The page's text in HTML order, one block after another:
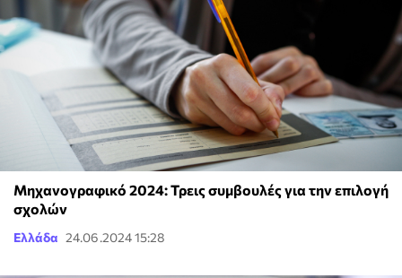
Μηχανογραφικό 2024: Τρεις συμβουλές για την επιλογή
σχολών
Ελλάδα 24.06.2024 15:28